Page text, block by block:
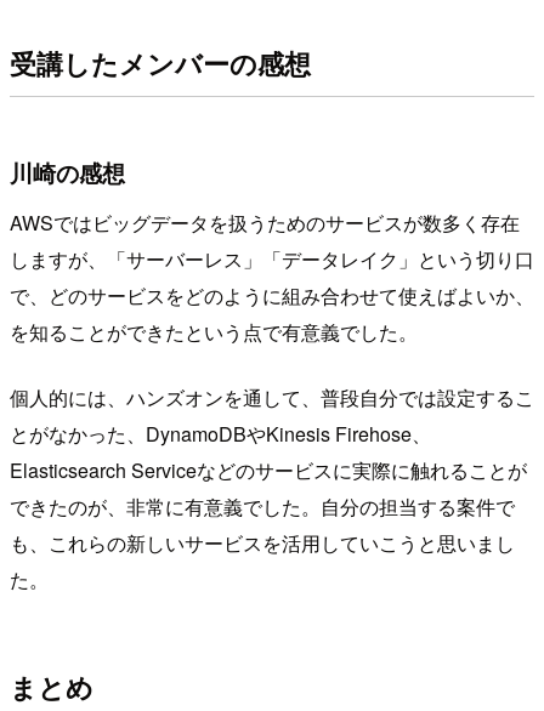
受講したメンバーの感想
川崎の感想
AWSではビッグデータを扱うためのサービスが数多く存在
しますが、「サーバーレス」「データレイク」という切り口
で、どのサービスをどのように組み合わせて使えばよいか、
を知ることができたという点で有意義でした。
個人的には、ハンズオンを通して、普段自分では設定するこ
とがなかった、DynamoDBやKinesis Firehose、
Elasticsearch Serviceなどのサービスに実際に触れることが
できたのが、非常に有意義でした。自分の担当する案件で
も、これらの新しいサービスを活用していこうと思いまし
た。
まとめ